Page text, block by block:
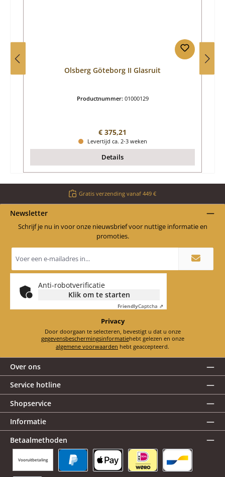
Olsberg Göteborg II Glasruit
Productnummer: 01000129
Normale prijs:
€ 375,21
Levertijd ca. 2-3 weken
Details
Gratis verzending vanaf 449 €
Newsletter
Schrijf je nu in voor onze nieuwsbrief voor nuttige informatie en
promoties.
mailadres
Anti-robotverificatie
Klik om te starten
FriendlyCaptcha ⇗
Privacy
Door doorgaan te selecteren, bevestigt u dat u onze
gegevensbeschermingsinformatie
hebt gelezen en onze
algemene voorwaarden hebt geaccepteerd.
Over ons
Service hotline
Shopservice
Informatie
Betaalmethoden
Vooruitbetaling